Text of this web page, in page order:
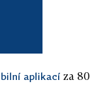
aplikací za 80